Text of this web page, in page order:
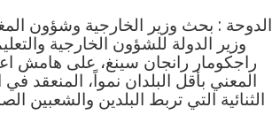
الدوحة : بحث وزير الخارجية وشؤون
وزير الدولة للشؤون الخارجية
راجكومار رانجان سينغ، على هامش
المعني بأقل البلدان نمواً، المنعقد
الثنائية التي تربط البلدين والشعبين